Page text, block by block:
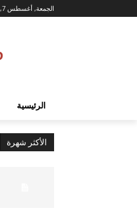
الجمعة, أغسطس 7, 2026
الرئيسية
الأكثر شهرة